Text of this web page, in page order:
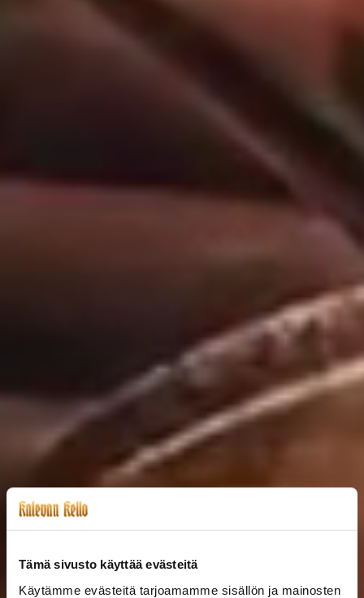
Tämä sivusto käyttää evästeitä
Käytämme evästeitä tarjoamamme sisällön ja mainosten